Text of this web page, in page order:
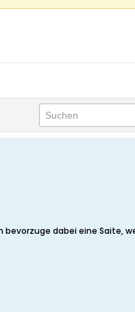
dabei eine Saite,